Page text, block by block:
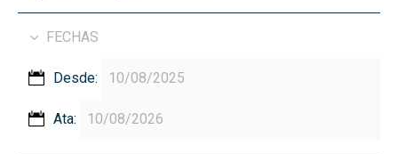
FECHAS
Desde:
Ata: